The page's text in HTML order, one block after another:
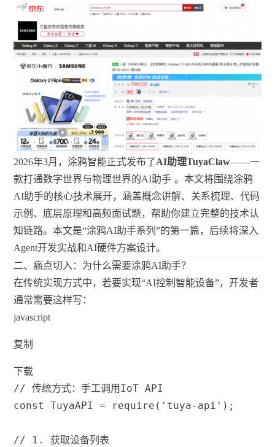
2026年3月，涂鸦智能正式发布了AI助理TuyaClaw——一
款打通数字世界与物理世界的AI助手 。本文将围绕涂鸦
AI助手的核心技术展开，涵盖概念讲解、关系梳理、代码
示例、底层原理和高频面试题，帮助你建立完整的技术认
知链路。本文是“涂鸦AI助手系列”的第一篇，后续将深入
Agent开发实战和AI硬件方案设计。
二、痛点切入：为什么需要涂鸦AI助手？
在传统实现方式中，若要实现“AI控制智能设备”，开发者
通常需要这样写：
javascript
复制
下载
// 传统方式：手工调用IoT API
const
TuyaAPI = require ( 'tuya-api' ) ;
// 1. 获取设备列表